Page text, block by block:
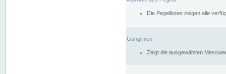
Die Pegellisten zeigen alle
Ganglinien
Zeigt die ausgewählten